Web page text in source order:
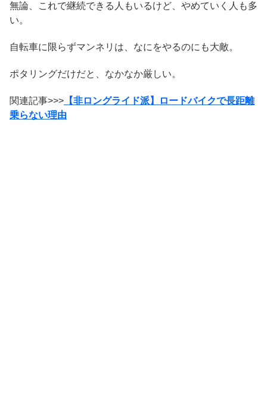
無論、これで継続できる人もいるけど、やめていく人も多
い。
自転車に限らずマンネリは、なにをやるのにも大敵。
ポタリングだけだと、なかなか厳しい。
関連記事>>> 【非ロングライド派】ロードバイクで長距離
乗らない理由